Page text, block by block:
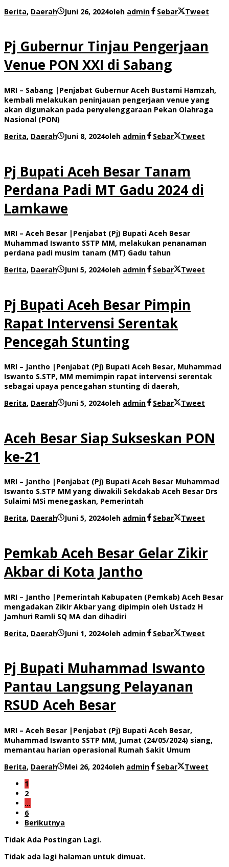
Berita, Daerah Juni 26, 2024oleh admin Sebar Tweet
Pj Gubernur Tinjau Pengerjaan
Venue PON XXI di Sabang
MRI – Sabang |Penjabat Gubernur Aceh Bustami Hamzah,
kembali melakukan peninjauan pengerjaan venue yang
akan digunakan pada penyelenggaraan Pekan Olahraga
Nasional (PON)
Berita, Daerah Juni 8, 2024oleh admin Sebar Tweet
Pj Bupati Aceh Besar Tanam
Perdana Padi MT Gadu 2024 di
Lamkawe
MRI – Aceh Besar |Penjabat (Pj) Bupati Aceh Besar
Muhammad Iswanto SSTP MM, melakukan penanaman
perdana padi musim tanam (MT) Gadu tahun
Berita, Daerah Juni 5, 2024oleh admin Sebar Tweet
Pj Bupati Aceh Besar Pimpin
Rapat Intervensi Serentak
Pencegah Stunting
MRI – Jantho |Penjabat (Pj) Bupati Aceh Besar, Muhammad
Iswanto S.STP, MM memimpin rapat intervensi serentak
sebagai upaya pencegahan stunting di daerah,
Berita, Daerah Juni 5, 2024oleh admin Sebar Tweet
Aceh Besar Siap Sukseskan PON
ke-21
MRI – Jantho |Penjabat (Pj) Bupati Aceh Besar Muhammad
Iswanto S.STP MM yang diwakili Sekdakab Aceh Besar Drs
Sulaimi MSi menegaskan, Pemerintah
Berita, Daerah Juni 5, 2024oleh admin Sebar Tweet
Pemkab Aceh Besar Gelar Zikir
Akbar di Kota Jantho
MRI – Jantho |Pemerintah Kabupaten (Pemkab) Aceh Besar
mengadakan Zikir Akbar yang dipimpin oleh Ustadz H
Jamhuri Ramli SQ MA dan dihadiri
Berita, Daerah Juni 1, 2024oleh admin Sebar Tweet
Pj Bupati Muhammad Iswanto
Pantau Langsung Pelayanan
RSUD Aceh Besar
MRI – Aceh Besar |Penjabat (Pj) Bupati Aceh Besar,
Muhammad Iswanto SSTP MM, Jumat (24/05/2024) siang,
memantau harian operasional Rumah Sakit Umum
Berita, Daerah Mei 26, 2024oleh admin Sebar
Tweet
1
2
…
6
Berikutnya
Tidak Ada Postingan Lagi.
Tidak ada lagi halaman untuk dimuat.